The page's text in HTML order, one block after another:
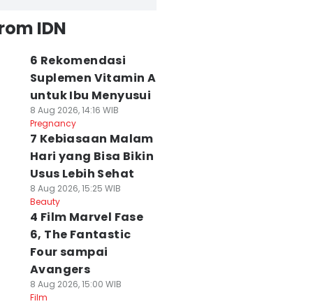
IDN
6 Rekomendasi
Suplemen Vitamin A
untuk Ibu Menyusui
8 Aug 2026, 14:16 WIB
Pregnancy
7 Kebiasaan Malam
Hari yang Bisa Bikin
Usus Lebih Sehat
8 Aug 2026, 15:25 WIB
Beauty
4 Film Marvel Fase
6, The Fantastic
Four sampai
Avangers
8 Aug 2026, 15:00 WIB
Film